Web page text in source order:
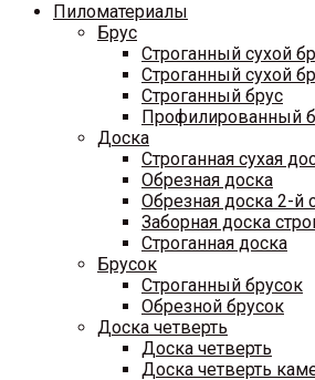
Пиломатериалы
Брус
Строганный сухой
Строганный сухой
Строганный брус
Профилированный
Доска
Строганная сухая
Обрезная доска
Обрезная доска 2-й
Заборная доска
Строганная доска
Брусок
Строганный брусок
Обрезной брусок
Доска четверть
Доска четверть
Доска четверть